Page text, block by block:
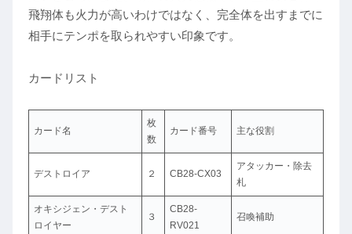
飛翔体も火力が高いわけではなく、完全体を出すまでに
相手にテンポを取られやすい印象です。
カードリスト
カード名
枚
数
カード番号 主な役割
デストロイア ２ CB28-CX03
アタッカー・除去
札
オキシジェン・デスト
ロイヤー
３
CB28-
RV021
召喚補助